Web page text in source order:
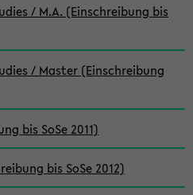
/ M.A. (Einschreibung bis
/ Master (Einschreibung
bis SoSe 2011)
bis SoSe 2012)